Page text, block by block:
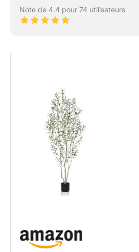
Note de 4.4 pour 74 utilisateurs